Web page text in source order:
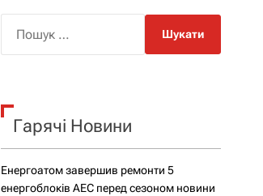
р
о
у
к
Гарячі Новини
Енергоатом завершив ремонти 5
енергоблоків АЕС перед сезоном новини